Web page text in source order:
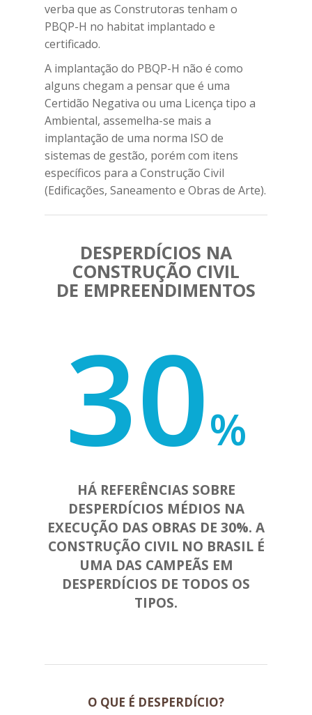
verba que as Construtoras tenham o
PBQP-H no habitat implantado e
certificado.
A implantação do PBQP-H não é como
alguns chegam a pensar que é uma
Certidão Negativa ou uma Licença tipo a
Ambiental, assemelha-se mais a
implantação de uma norma ISO de
sistemas de gestão, porém com itens
específicos para a Construção Civil
(Edificações, Saneamento e Obras de Arte).
DESPERDÍCIOS NA
CONSTRUÇÃO CIVIL
DE EMPREENDIMENTOS
30%
HÁ REFERÊNCIAS SOBRE
DESPERDÍCIOS MÉDIOS NA
EXECUÇÃO DAS OBRAS DE 30%. A
CONSTRUÇÃO CIVIL NO BRASIL É
UMA DAS CAMPEÃS EM
DESPERDÍCIOS DE TODOS OS
TIPOS.
O QUE É DESPERDÍCIO?